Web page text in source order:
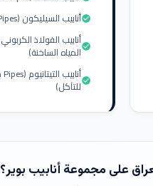
أنابيب السيليكون (Silicon Pipes)check_circle
المياه الساخنة)check_circle
للتآكل)check_circle
على مجموعة أنابيب بوير؟